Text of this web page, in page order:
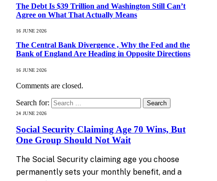
The Debt Is $39 Trillion and Washington Still Can’t
Agree on What That Actually Means
16 JUNE 2026
The Central Bank Divergence , Why the Fed and the
Bank of England Are Heading in Opposite Directions
16 JUNE 2026
Comments are closed.
Search for:
24 JUNE 2026
Social Security Claiming Age 70 Wins, But
One Group Should Not Wait
The Social Security claiming age you choose
permanently sets your monthly benefit, and a